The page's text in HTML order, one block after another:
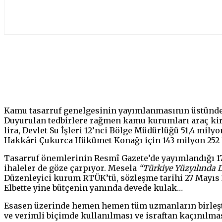
Kamu tasarruf genelgesinin yayımlanmasının
Duyurulan tedbirlere rağmen kamu kurumları araç
lira, Devlet Su İşleri 12’nci Bölge Müdürlüğü 51,4
Hakkâri Çukurca Hükümet Konağı için 143 milyon
Tasarruf önemlerinin Resmî Gazete’de
ihaleler de göze çarpıyor. Mesela “Türkiye Yüzyılında
Düzenleyici kurum RTÜK’tü, sözleşme tarihi 27
Elbette yine bütçenin yanında devede kulak…
Esasen üzerinde hemen hemen tüm uzmanların
ve verimli biçimde kullanılması ve israftan